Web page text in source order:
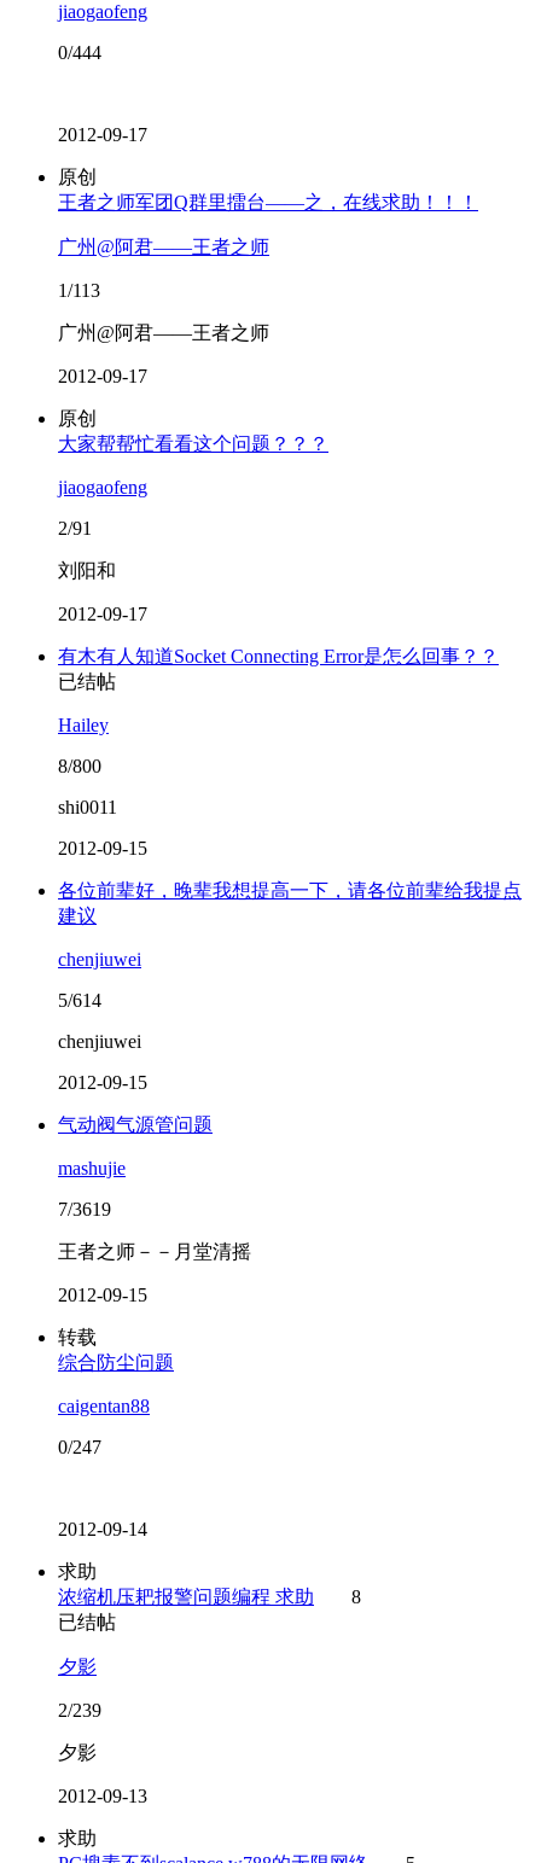
jiaogaofeng
0/444
2012-09-17
原创
王者之师军团Q群里擂台——之，在线求助！！！
广州@阿君——王者之师
1/113
广州@阿君——王者之师
2012-09-17
原创
大家帮帮忙看看这个问题？？？
jiaogaofeng
2/91
刘阳和
2012-09-17
有木有人知道Socket Connecting Error是怎么回事？？
已结帖
Hailey
8/800
shi0011
2012-09-15
各位前辈好，晚辈我想提高一下，请各位前辈给我提点
建议
chenjiuwei
5/614
chenjiuwei
2012-09-15
气动阀气源管问题
mashujie
7/3619
王者之师－－月堂清摇
2012-09-15
转载
综合防尘问题
caigentan88
0/247
2012-09-14
求助
浓缩机压耙报警问题编程 求助
8
已结帖
夕影
2/239
夕影
2012-09-13
求助